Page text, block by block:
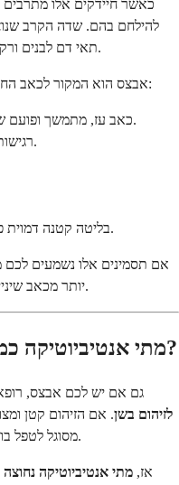
כאשר חיידקים אלו
להילחם בהם. שדה הקרב
תאי דם לבנים.
אבצס הוא המקור לכאב החמור והפועם הזה. תסמינים עיקריים כוללים:
כאב עז, מתמשך ופועם שיכול להקרין ללסת, לצוואר או לאוזן.
רגישות קיצונית לטמפרטורות חמות וקרות.
בליטה קטנה דמוית פצעון על החניכיים ליד השן הכואבת.
אם תסמינים אלו נשמעים
יותר מכאב שיניים פשוט. אתם מתמודדים עם זיהום דנטלי.
מתי אנטיביוטיקה כמו אמוקסיצילין באמת נחוצה?
גם אם יש לכם אבצס,
לזיהום בשן. אם הזיהום קטן
מסוגל לטפל בו פשוט על ידי ביצוע טיפול שורש או עקירה.
אז, מתי אנטיביוטיקה נחוצה